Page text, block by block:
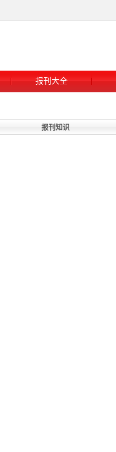
报刊大全
报刊知识